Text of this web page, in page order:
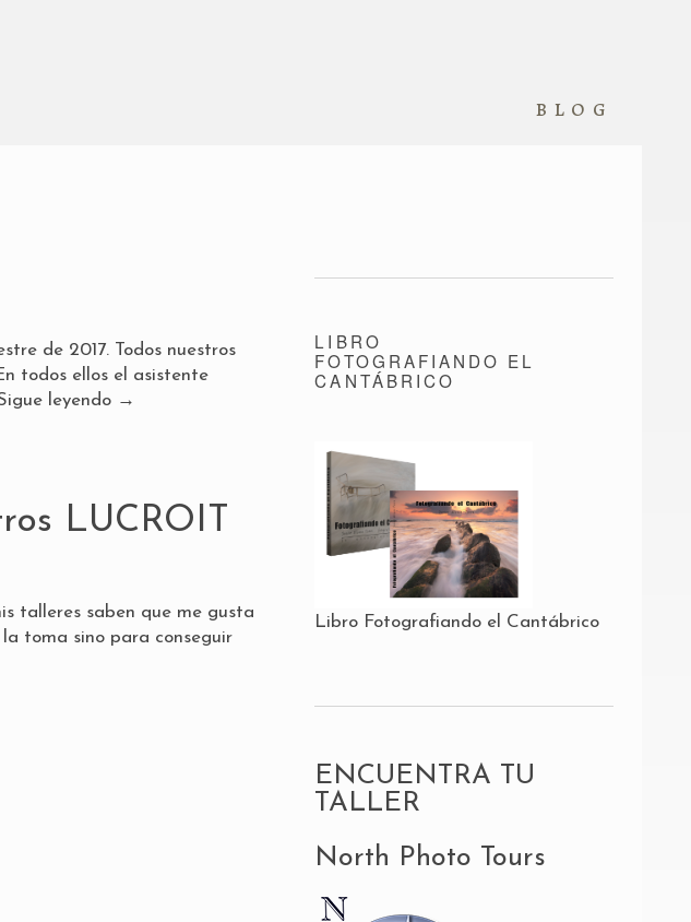
blog
de 2017. Todos nuestros
todos ellos el asistente
leyendo →
LUCROIT
talleres saben que me gusta
toma sino para conseguir
LIBRO
FOTOGRAFIANDO EL
CANTÁBRICO
Libro Fotografiando el Cantábrico
ENCUENTRA TU
TALLER
North Photo Tours